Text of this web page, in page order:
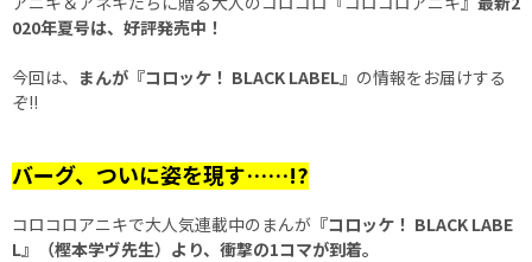
020年夏号は、好評発売中！
今回は、 まんが『コロッケ！ BLACK LABEL』 の情報をお届けする
ぞ!!
バーグ、ついに姿を現す……!?
コロコロアニキで大人気連載中のまんが 『コロッケ！ BLACK LABE
L』（樫本学ヴ先生）より、衝撃の1コマが到着。